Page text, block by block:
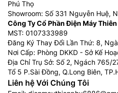
có diện tích nhỏ, dễ dàng di
vị trí trong căn phòng. Tivi
4 triệu đến hơn 10 triệu đồng.
Tivi Samsung 43 inch
Tivi Samsung 43 inchphù
không gian có diện tích từ
làm việc, phòng họp,… Để
Phú Thọ
Showroom: Số 331 Nguyễn Huệ,
Công Ty Cổ Phần Điện Máy Thiên
MST: 0107333989
Đăng Ký Thay Đổi Lần Thứ: 8,
Nơi Cấp: Phòng DKKD - Sở Kế
Địa Chỉ Trụ Sở: Số 2, Ngách 765/
Tổ 5 P.Sài Đồng, Q.Long Biên,
Liên hệ Với Chúng Tôi